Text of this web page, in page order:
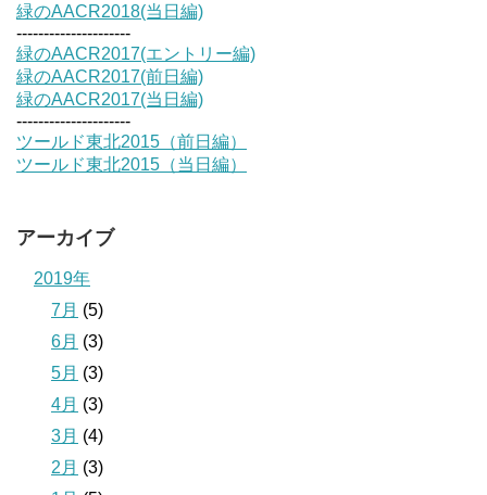
緑のAACR2018(当日編)
---------------------
緑のAACR2017(エントリー編)
緑のAACR2017(前日編)
緑のAACR2017(当日編)
---------------------
ツールド東北2015（前日編）
ツールド東北2015（当日編）
アーカイブ
2019年
7月 (5)
6月 (3)
5月 (3)
4月 (3)
3月 (4)
2月 (3)